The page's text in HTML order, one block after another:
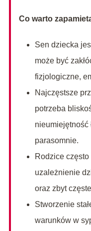
Co warto
Sen dziecka
może być
fizjologiczne,
Najczęstsze
potrzeba
nieumiejętność
parasomnie.
Rodzice często
uzależnienie
oraz zbyt
Stworzenie
warunków w